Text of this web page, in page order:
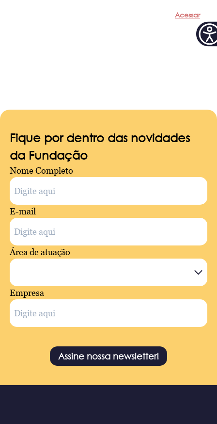
Acessar
Fique por dentro das novidades
da Fundação
Nome Completo
E-mail
Área de atuação
Empresa
Assine nossa newsletter!